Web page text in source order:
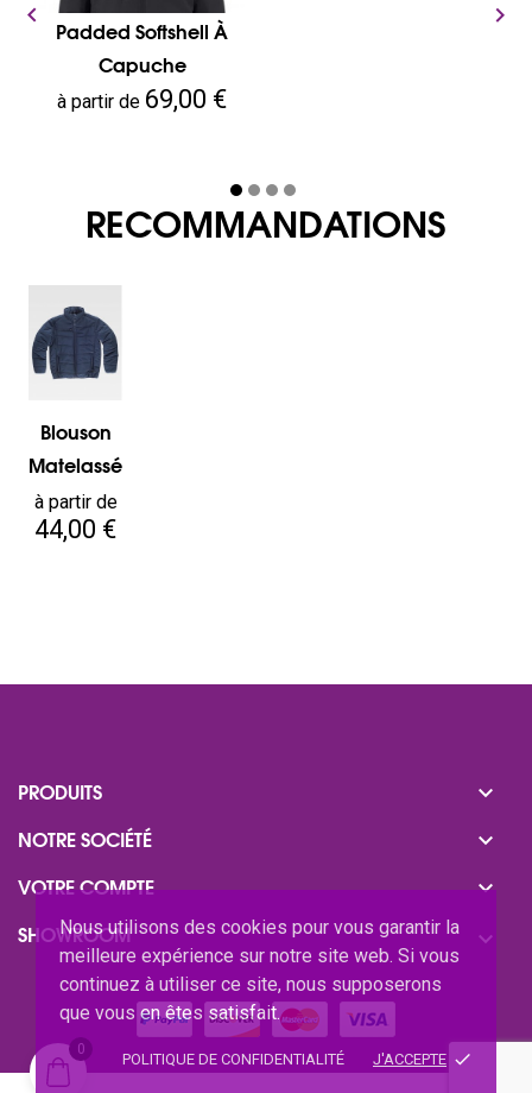
Nous utilisons des cookies pour vous garantir la
meilleure expérience sur notre site web. Si vous
continuez à utiliser ce site, nous supposerons
que vous en êtes satisfait.
POLITIQUE DE CONFIDENTIALITÉ J'ACCEPTE done
Padded Softshell À
Capuche
Prix
à partir de 69,00 €
 
RECOMMANDATIONS
Blouson
Matelassé
Prix
à partir de
44,00 €
PRODUITS 
NOTRE SOCIÉTÉ 
VOTRE COMPTE 
SHOWROOM 
0